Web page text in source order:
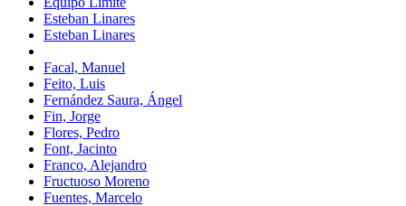
Esteban Linares
Esteban Linares
Facal, Manuel
Feito, Luis
Fernández Saura, Ángel
Fin, Jorge
Flores, Pedro
Font, Jacinto
Franco, Alejandro
Fructuoso Moreno
Fuentes, Marcelo